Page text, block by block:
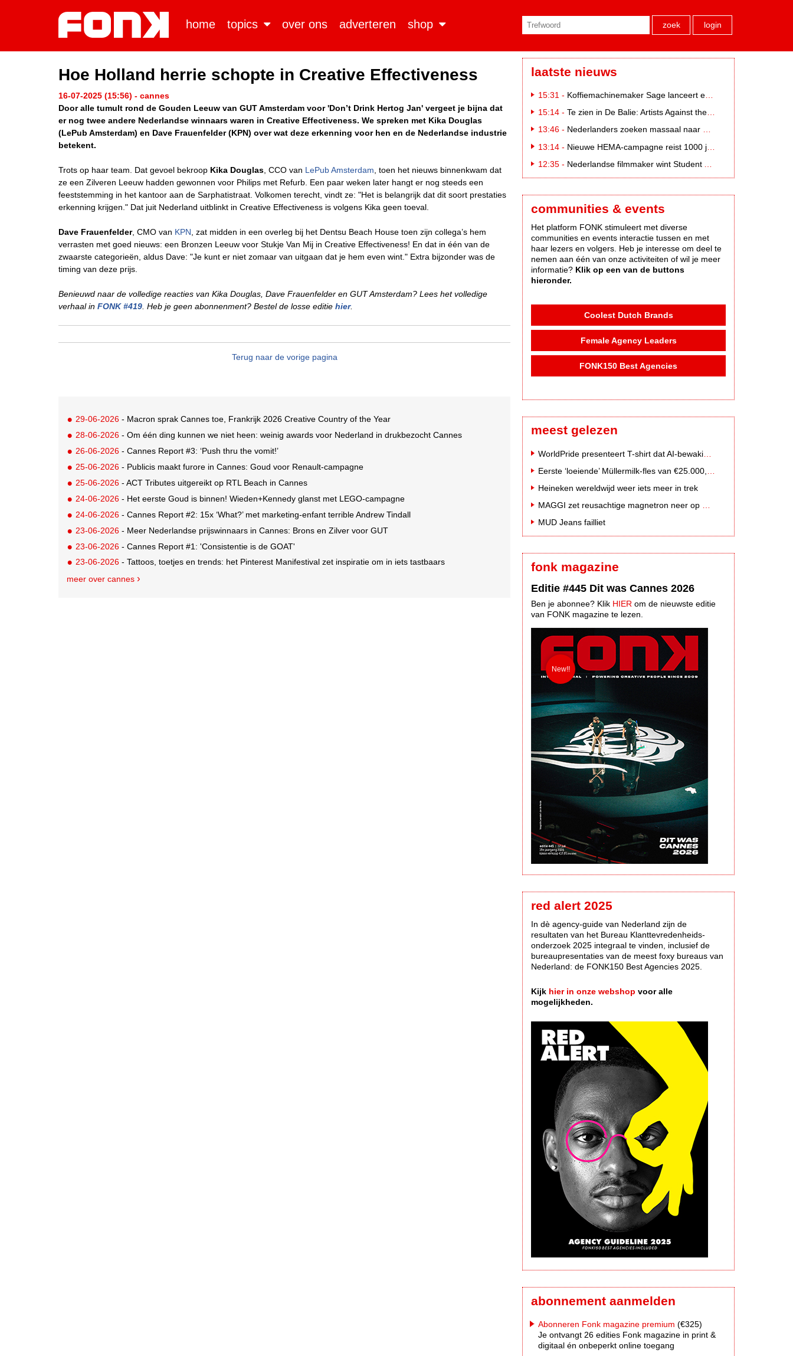
home topics over ons adverteren shop zoek login
Hoe Holland herrie schopte in Creative Effectiveness
16-07-2025 (15:56) - cannes
Door alle tumult rond de Gouden Leeuw van GUT Amsterdam voor 'Don’t Drink Hertog Jan' vergeet je bijna dat
er nog twee andere Nederlandse winnaars waren in Creative Effectiveness. We spreken met Kika Douglas
(LePub Amsterdam) en Dave Frauenfelder (KPN) over wat deze erkenning voor hen en de Nederlandse industrie
betekent.
Trots op haar team. Dat gevoel bekroop Kika Douglas , CCO van LePub Amsterdam , toen het nieuws binnenkwam dat
ze een Zilveren Leeuw hadden gewonnen voor Philips met Refurb. Een paar weken later hangt er nog steeds een
feeststemming in het kantoor aan de Sarphatistraat. Volkomen terecht, vindt ze: "Het is belangrijk dat dit soort prestaties
erkenning krijgen." Dat juit Nederland uitblinkt in Creative Effectiveness is volgens Kika geen toeval.
Dave Frauenfelder, CMO van KPN , zat midden in een overleg bij het Dentsu Beach House toen zijn collega’s hem
verrasten met goed nieuws: een Bronzen Leeuw voor Stukje Van Mij in Creative Effectiveness! En dat in één van de
zwaarste categorieën, aldus Dave: "Je kunt er niet zomaar van uitgaan dat je hem even wint." Extra bijzonder was de
timing van deze prijs.
Benieuwd naar de volledige reacties van Kika Douglas, Dave Frauenfelder en GUT Amsterdam? Lees het volledige
verhaal in FONK #419 . Heb je geen abonnenment? Bestel de losse editie hier.
Terug naar de vorige pagina
29-06-2026 - Macron sprak Cannes toe, Frankrijk 2026 Creative Country of the Year
28-06-2026 - Om één ding kunnen we niet heen: weinig awards voor Nederland in drukbezocht Cannes
26-06-2026 - Cannes Report #3: ‘Push thru the vomit!’
25-06-2026 - Publicis maakt furore in Cannes: Goud voor Renault-campagne
25-06-2026 - ACT Tributes uitgereikt op RTL Beach in Cannes
24-06-2026 - Het eerste Goud is binnen! Wieden+Kennedy glanst met LEGO-campagne
24-06-2026 - Cannes Report #2: 15x ‘What?’ met marketing-enfant terrible Andrew Tindall
23-06-2026 - Meer Nederlandse prijswinnaars in Cannes: Brons en Zilver voor GUT
23-06-2026 - Cannes Report #1: 'Consistentie is de GOAT'
23-06-2026 - Tattoos, toetjes en trends: het Pinterest Manifestival zet inspiratie om in iets tastbaars
meer over cannes
laatste nieuws
15:31 - Koffiemachinemaker Sage lanceert e-commerceplatform voor koffieliefhebbers
15:14 - Te zien in De Balie: Artists Against the Kremlin III
13:46 - Nederlanders zoeken massaal naar eclipsbrillen op Marktplaats
13:14 - Nieuwe HEMA-campagne reist 1000 jaar terug in de tijd naar 'Hemastein'
12:35 - Nederlandse filmmaker wint Student Academy Award
communities & events
Het platform FONK stimuleert met diverse
communities en events interactie tussen en met
haar lezers en volgers. Heb je interesse om deel te
nemen aan één van onze activiteiten of wil je meer
informatie? Klik op een van de buttons
hieronder.
Coolest Dutch Brands
Female Agency Leaders
FONK150 Best Agencies
meest gelezen
Heineken wereldwijd weer iets meer in trek
MUD Jeans failliet
fonk magazine
Editie #445 Dit was Cannes 2026
Ben je abonnee? Klik HIER om de nieuwste editie
van FONK magazine te lezen.
red alert 2025
In dè agency-guide van Nederland zijn de
resultaten van het Bureau Klanttevredenheids-
onderzoek 2025 integraal te vinden, inclusief de
bureaupresentaties van de meest foxy bureaus van
Nederland: de FONK150 Best Agencies 2025.
Kijk hier in onze webshop voor alle
mogelijkheden.
abonnement aanmelden
Abonneren Fonk magazine premium (€325)
Je ontvangt 26 edities Fonk magazine in print &
digitaal én onbeperkt online toegang